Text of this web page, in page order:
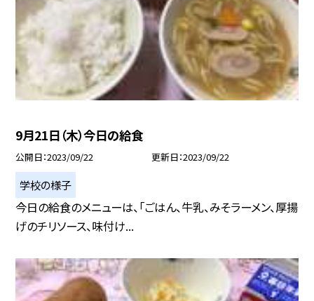
9月21日（木）今日の給食
公開日 2023/09/22 更新日 2023/09/22
学校の様子
今日の給食のメニューは、「ごはん、牛乳、みそラーメン、厚揚
げのチリソース、味付け...